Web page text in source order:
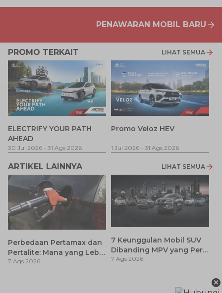
PENAWARAN MOBIL BARU
PROMO TERKAIT LIHAT SEMUA
ELECTRIFY YOUR PATH
AHEAD
30 Jul 2026 - 31 Ags 2026
Promo Veloz HEV
1 Jul 2026 - 31 Ags 2026
ARTIKEL LAINNYA LIHAT SEMUA
Perbedaan Pertamax dan
Pertalite: Mana yang Lebih
Baik untuk Mobil Toyota
7 Ags 2026
7 Keunggulan Mobil SUV
Dibanding MPV yang Perlu
Anda Ketahui
7 Ags 2026
×